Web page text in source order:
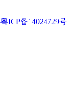
粤ICP备14024729号